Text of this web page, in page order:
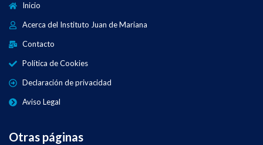
Inicio
Acerca del Instituto Juan de Mariana
Contacto
Política de Cookies
Declaración de privacidad
Aviso Legal
Otras páginas